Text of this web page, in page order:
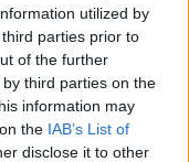
utilized by
parties prior to
of the further
third parties on the
information may
the IAB’s List of
disclose it to other
ndan lajmin:
rreth 31 mijë
Pfizer
/ 20/09/2021